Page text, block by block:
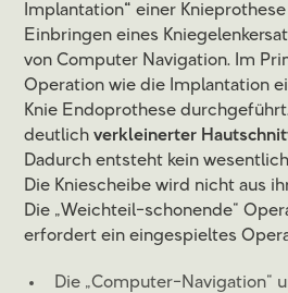
Implantation“ einer
Einbringen eines
von Computer Navigation. Im
Operation wie die Implantation
Knie Endoprothese
deutlichverkleinerter
Dadurch entsteht kein
Die Kniescheibe wird nicht aus
Die „Weichteil-schonende“
erfordert ein eingespieltes
Die „Computer-Navigation“